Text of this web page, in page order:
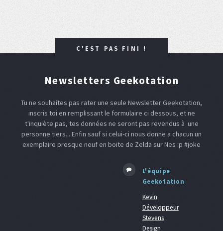
C'EST PAS FINI !
Newsletters Geekotation
Tu ne souhaites pas rater une seule Newsletter Geekotation,
inscris toi en remplissant le formulaire ci dessous, et ne
t'inquiète pas, tes données ne seront pas revendus à une
personne tiers... Enfin sauf si celui-ci nous donne a chacun un
exemplaire presque neuf en boite de Zelda sur Nes :p #joke
L'équipe
Geekotation
Kevin
Développeur
Stevens
Design